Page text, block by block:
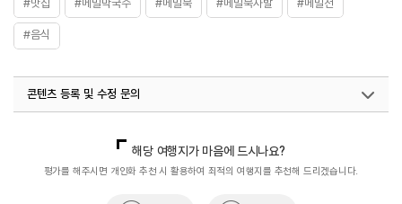
#맛집 #메밀막국수 #메밀묵 #메밀묵사발 #메밀전
#음식
콘텐츠 등록 및 수정 문의
해당 여행지가 마음에 드시나요?
평가를 해주시면 개인화 추천 시 활용하여 최적의 여행지를 추천해 드리겠습니다.